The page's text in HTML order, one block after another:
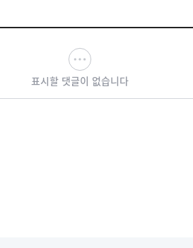
표시할 댓글이 없습니다